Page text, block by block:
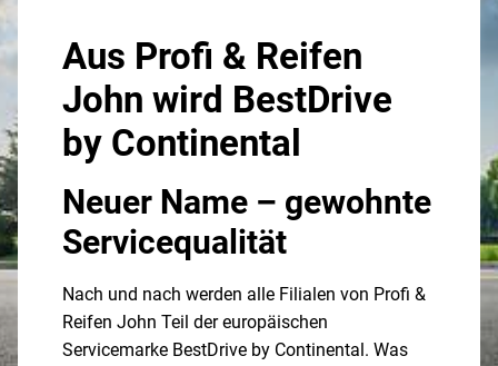
Aus Profi & Reifen
John wird BestDrive
by Continental
Neuer Name – gewohnte
Servicequalität
Nach und nach werden alle Filialen von Profi &
Reifen John Teil der europäischen
Servicemarke BestDrive by Continental. Was